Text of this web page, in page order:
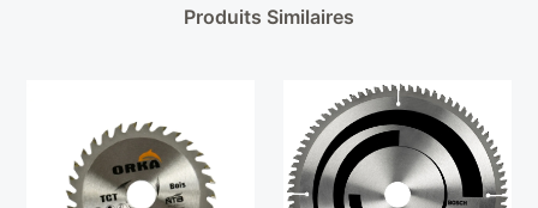
Produits Similaires